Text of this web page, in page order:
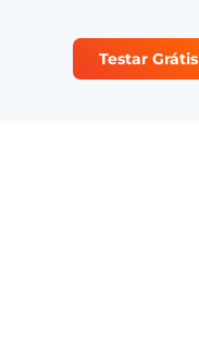
Testar Grátis